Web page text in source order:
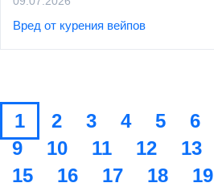
Вред от курения вейпов
1 2 3 4 5 6
9
10 11 12 13
15
16 17 18 19